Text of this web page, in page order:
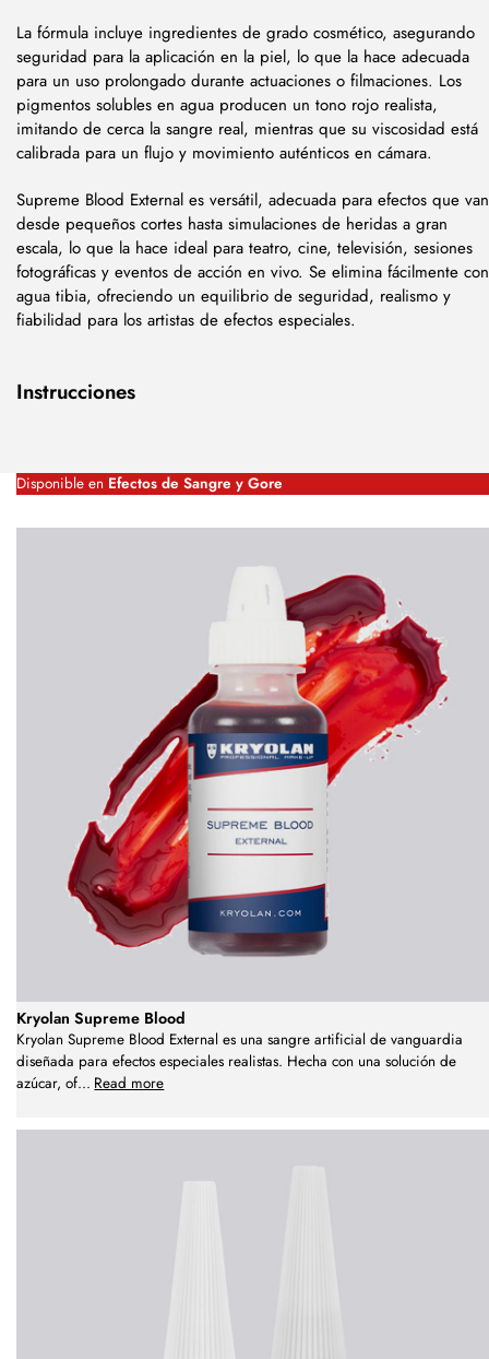
La fórmula incluye ingredientes de grado cosmético, asegurando
seguridad para la aplicación en la piel, lo que la hace adecuada
para un uso prolongado durante actuaciones o filmaciones. Los
pigmentos solubles en agua producen un tono rojo realista,
imitando de cerca la sangre real, mientras que su viscosidad está
calibrada para un flujo y movimiento auténticos en cámara.
Supreme Blood External es versátil, adecuada para efectos que van
desde pequeños cortes hasta simulaciones de heridas a gran
escala, lo que la hace ideal para teatro, cine, televisión, sesiones
fotográficas y eventos de acción en vivo. Se elimina fácilmente con
agua tibia, ofreciendo un equilibrio de seguridad, realismo y
fiabilidad para los artistas de efectos especiales.
Instrucciones
Disponible en Efectos de Sangre y Gore
Kryolan Supreme Blood
Kryolan Supreme Blood External es una sangre artificial de vanguardia
diseñada para efectos especiales realistas. Hecha con una solución de
azúcar, of... Read more